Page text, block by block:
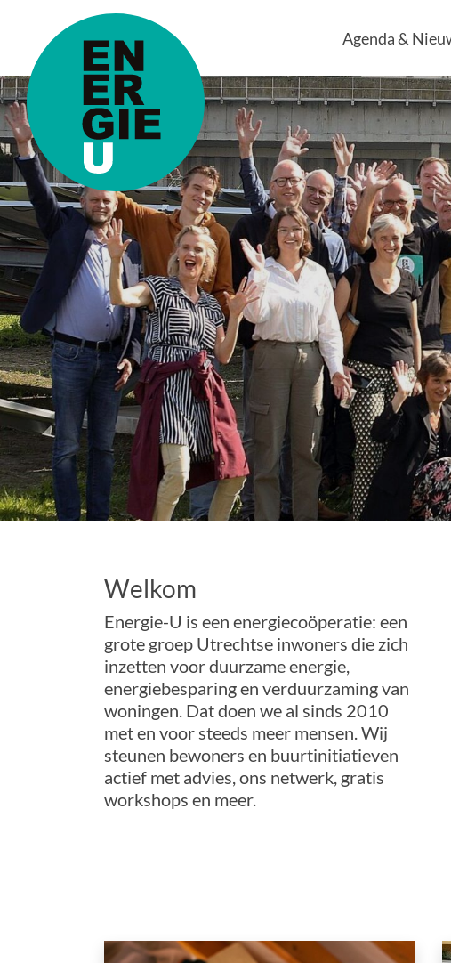
Agenda &
Welkom
Energie-U is een energiecoöperatie: een
grote groep Utrechtse inwoners die zich
inzetten voor duurzame energie,
energiebesparing en verduurzaming van
woningen. Dat doen we al sinds 2010
met en voor steeds meer mensen. Wij
steunen bewoners en buurtinitiatieven
actief met advies, ons netwerk, gratis
workshops en meer.